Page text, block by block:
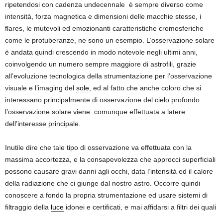
ripetendosi con cadenza undecennale è sempre diverso come
intensità, forza magnetica e dimensioni delle macchie stesse, i
flares, le mutevoli ed emozionanti caratteristiche cromosferiche
come le protuberanze, ne sono un esempio. L’osservazione solare
è andata quindi crescendo in modo notevole negli ultimi anni,
coinvolgendo un numero sempre maggiore di astrofili, grazie
all’evoluzione tecnologica della strumentazione per l’osservazione
visuale e l’imaging del sole , ed al fatto che anche coloro che si
interessano principalmente di osservazione del cielo profondo
l’osservazione solare viene comunque effettuata a latere
dell’interesse principale.
Inutile dire che tale tipo di osservazione va effettuata con la
massima accortezza, e la consapevolezza che approcci superficiali
possono causare gravi danni agli occhi, data l’intensità ed il calore
della radiazione che ci giunge dal nostro astro. Occorre quindi
conoscere a fondo la propria strumentazione ed usare sistemi di
filtraggio della luce idonei e certificati, e mai affidarsi a filtri dei quali